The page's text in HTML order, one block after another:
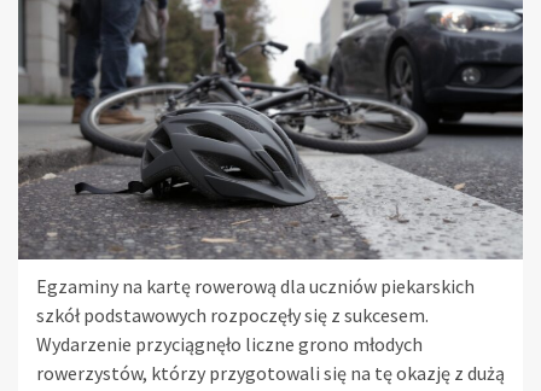
Egzaminy na kartę rowerową dla uczniów piekarskich
szkół podstawowych rozpoczęły się z sukcesem.
Wydarzenie przyciągnęło liczne grono młodych
rowerzystów, którzy przygotowali się na tę okazję z dużą